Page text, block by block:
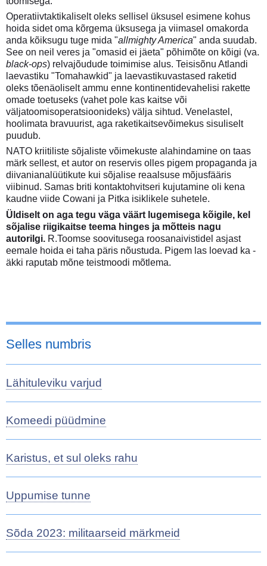
Operatiivtaktikaliselt oleks sellisel üksusel esimene kohus
hoida sidet oma kõrgema üksusega ja viimasel omakorda
anda kõiksugu tuge mida "allmighty America" anda suudab.
See on neil veres ja "omasid ei jäeta" põhimõte on kõigi (va.
black-ops) relvajõudude toimimise alus. Teisisõnu Atlandi
laevastiku "Tomahawkid" ja laevastikuvastased raketid
oleks tõenäoliselt ammu enne kontinentidevahelisi rakette
omade toetuseks (vahet pole kas kaitse või
väljatoomisoperatsioonideks) välja sihtud. Venelastel,
hoolimata bravuurist, aga raketikaitsevõimekus sisuliselt
puudub.
NATO kriitiliste sõjaliste võimekuste alahindamine on taas
märk sellest, et autor on reservis olles pigem propaganda ja
diivanianalüütikute kui sõjalise reaalsuse mõjusfääris
viibinud. Samas briti kontaktohvitseri kujutamine oli kena
kaudne viide Cowani ja Pitka isiklikele suhetele.
Üldiselt on aga tegu väga väärt lugemisega kõigile, kel
sõjalise riigikaitse teema hinges ja mõtteis nagu
autorilgi. R.Toomse soovitusega roosanaivistidel asjast
eemale hoida ei taha päris nõustuda. Pigem las loevad ka -
äkki raputab mõne teistmoodi mõtlema.
Selles numbris
Lähituleviku varjud
Komeedi püüdmine
Karistus, et sul oleks rahu
Uppumise tunne
Sõda 2023: militaarseid märkmeid